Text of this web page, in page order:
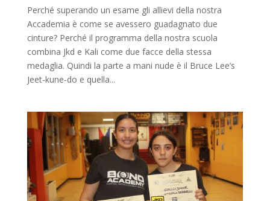
Perché superando un esame gli allievi della nostra
Accademia è come se avessero guadagnato due
cinture? Perché il programma della nostra scuola
combina Jkd e Kali come due facce della stessa
medaglia. Quindi la parte a mani nude è il Bruce Lee’s
Jeet-kune-do e quella...